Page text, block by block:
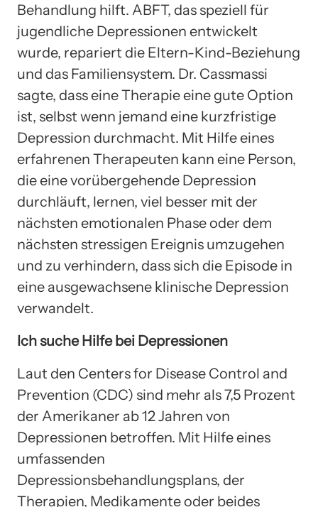
Behandlung hilft. ABFT, das speziell für
jugendliche Depressionen entwickelt
wurde, repariert die Eltern-Kind-Beziehung
und das Familiensystem. Dr. Cassmassi
sagte, dass eine Therapie eine gute Option
ist, selbst wenn jemand eine kurzfristige
Depression durchmacht. Mit Hilfe eines
erfahrenen Therapeuten kann eine Person,
die eine vorübergehende Depression
durchläuft, lernen, viel besser mit der
nächsten emotionalen Phase oder dem
nächsten stressigen Ereignis umzugehen
und zu verhindern, dass sich die Episode in
eine ausgewachsene klinische Depression
verwandelt.
Ich suche Hilfe bei Depressionen
Laut den Centers for Disease Control and
Prevention (CDC) sind mehr als 7,5 Prozent
der Amerikaner ab 12 Jahren von
Depressionen betroffen. Mit Hilfe eines
umfassenden
Depressionsbehandlungsplans, der
Therapien, Medikamente oder beides